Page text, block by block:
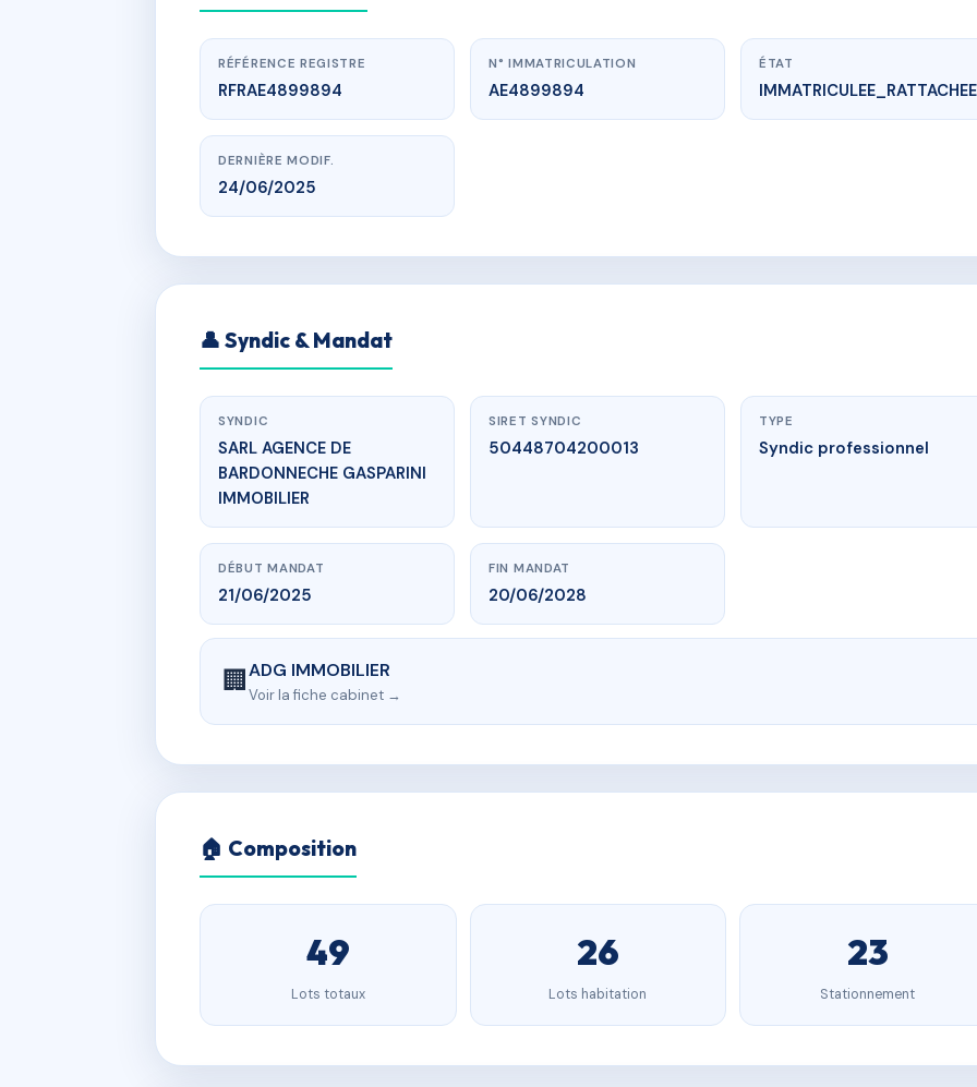
RÉFÉRENCE REGISTRE
RFRAE4899894
N° IMMATRICULATION
AE4899894
ÉTAT
IMMATRICULEE_RATTACHEE
DERNIÈRE MODIF.
24/06/2025
👤 Syndic & Mandat
SYNDIC
SARL AGENCE DE
BARDONNECHE GASPARINI
IMMOBILIER
SIRET SYNDIC
50448704200013
TYPE
Syndic professionnel
DÉBUT MANDAT
21/06/2025
FIN MANDAT
20/06/2028
🏢ADG IMMOBILIER
Voir la fiche cabinet →
🏠 Composition
49
Lots totaux
26
Lots habitation
23
Stationnement